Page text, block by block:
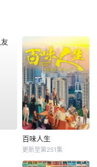
百味人生
更新至第251集